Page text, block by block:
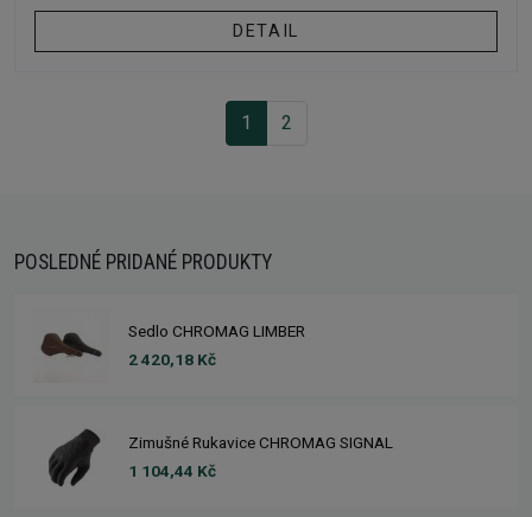
DETAIL
1 2
POSLEDNÉ PRIDANÉ PRODUKTY
Sedlo CHROMAG LIMBER
2 420,18 Kč
Zimušné Rukavice CHROMAG SIGNAL
1 104,44 Kč